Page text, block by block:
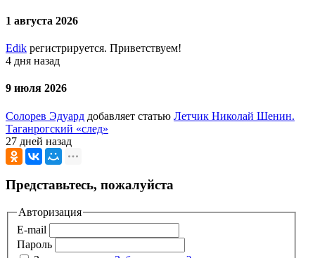
1 августа 2026
Edik регистрируется. Приветствуем!
4 дня назад
9 июля 2026
Солорев Эдуард добавляет статью Летчик Николай Шенин.
Таганрогский «след»
27 дней назад
Представьтесь, пожалуйста
Авторизация
E-mail
Пароль